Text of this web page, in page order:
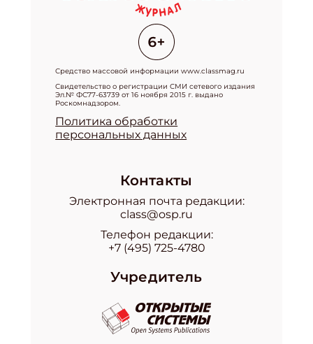
Средство массовой информации www.classmag.ru
Свидетельство о регистрации СМИ сетевого издания
Эл.№ ФС77-63739 от 16 ноября 2015 г. выдано
Роскомнадзором.
Политика обработки
персональных данных
Контакты
Электронная почта редакции:
class@osp.ru
Телефон редакции:
+7 (495) 725-4780
Учредитель